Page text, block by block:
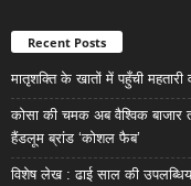
Recent Posts
मातृशक्ति के खातों में पहुँची
कोसा की चमक अब वैश्विक बाजार
हैंडलूम ब्रांड ‘कोशल फैब’
विशेष लेख : ढाई साल की